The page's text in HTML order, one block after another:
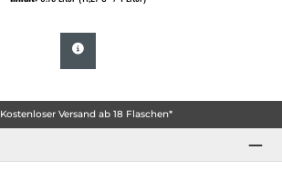
Kostenloser Versand ab 18 Flaschen*